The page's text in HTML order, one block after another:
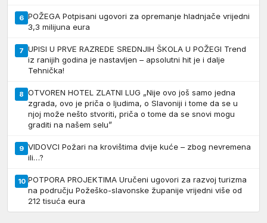
6 POŽEGA Potpisani ugovori za opremanje hladnjače vrijedni
3,3 milijuna eura
7 UPISI U PRVE RAZREDE SREDNJIH ŠKOLA U POŽEGI Trend
iz ranijih godina je nastavljen – apsolutni hit je i dalje
Tehnička!
8 OTVOREN HOTEL ZLATNI LUG „Nije ovo još samo jedna
zgrada, ovo je priča o ljudima, o Slavoniji i tome da se u
njoj može nešto stvoriti, priča o tome da se snovi mogu
graditi na našem selu”
9 VIDOVCI Požari na krovištima dvije kuće – zbog nevremena
ili…?
10 POTPORA PROJEKTIMA Uručeni ugovori za razvoj turizma
na području Požeško-slavonske županije vrijedni više od
212 tisuća eura